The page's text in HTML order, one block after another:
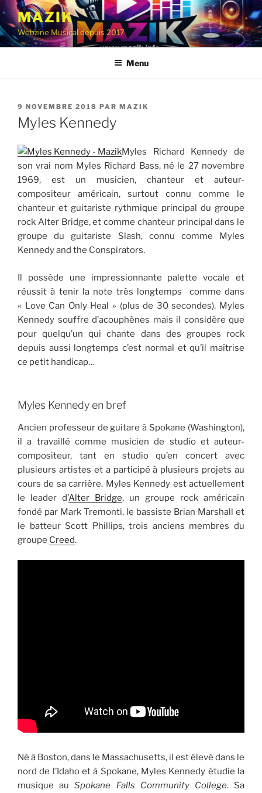
Aller
contenu
principal
MAZIK
Webzine Musical depuis 2017
Menu
PUBLIÉ
LE
9 NOVEMBRE 2018 PAR MAZIK
Myles Kennedy
Myles Richard Kennedy de
son vrai nom Myles Richard Bass, né le 27 novembre
1969, est un musicien, chanteur et auteur-
compositeur américain, surtout connu comme le
chanteur et guitariste rythmique principal du groupe
rock Alter Bridge, et comme chanteur principal dans le
groupe du guitariste Slash, connu comme Myles
Kennedy and the Conspirators.
Il possède une impressionnante palette vocale et
réussit à tenir la note très longtemps comme dans
« Love Can Only Heal » (plus de 30 secondes). Myles
Kennedy souffre d’acouphènes mais il considère que
pour quelqu’un qui chante dans des groupes rock
depuis aussi longtemps c’est normal et qu’il maîtrise
ce petit handicap…
Myles Kennedy en bref
Ancien professeur de guitare à Spokane (Washington),
il a travaillé comme musicien de studio et auteur-
compositeur, tant en studio qu’en concert avec
plusieurs artistes et a participé à plusieurs projets au
cours de sa carrière. Myles Kennedy est actuellement
le leader d’Alter Bridge, un groupe rock américain
fondé par Mark Tremonti, le bassiste Brian Marshall et
le batteur Scott Phillips, trois anciens membres du
groupe Creed.
Né à Boston, dans le Massachusetts, il est élevé dans le
nord de l’Idaho et à Spokane, Myles Kennedy étudie la
musique auSpokane Falls Community College. Sa